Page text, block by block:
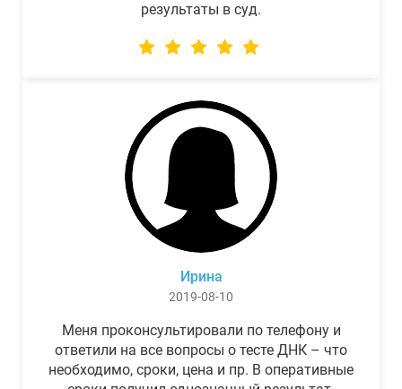
результаты в суд.
Ирина
2019-08-10
Меня проконсультировали по телефону и
ответили на все вопросы о тесте ДНК – что
необходимо, сроки, цена и пр. В оперативные